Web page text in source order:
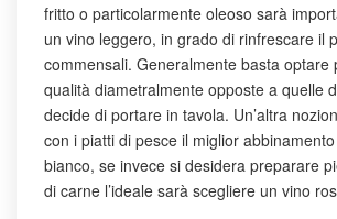
fritto o particolarmente oleoso sarà
un vino leggero, in grado di rinfrescare il
commensali. Generalmente basta optare
qualità diametralmente opposte a quelle
decide di portare in tavola. Un’altra
con i piatti di pesce il miglior
bianco, se invece si desidera preparare
di carne l’ideale sarà scegliere un vino